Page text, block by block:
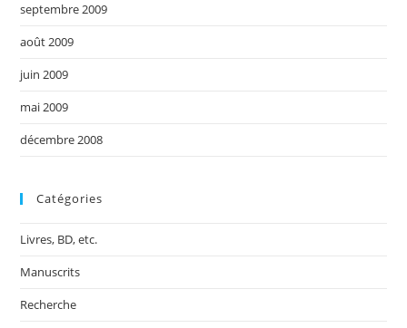
septembre 2009
août 2009
juin 2009
mai 2009
décembre 2008
Catégories
Livres, BD, etc.
Manuscrits
Recherche